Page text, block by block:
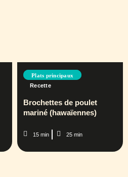
Plats principaux
Recette
Brochettes de poulet
mariné (hawaïennes)
15 min 25 min